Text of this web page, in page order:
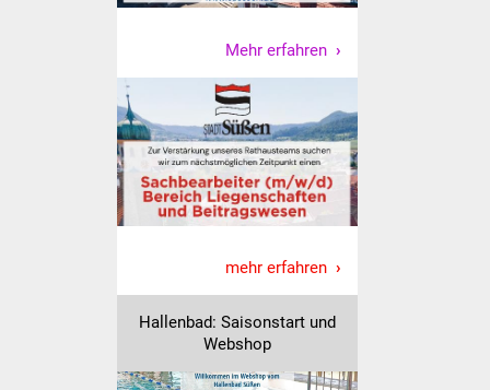
Mehr erfahren
mehr erfahren
Hallenbad: Saisonstart und
Webshop